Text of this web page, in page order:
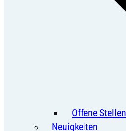
Offene Stellen
Neuigkeiten